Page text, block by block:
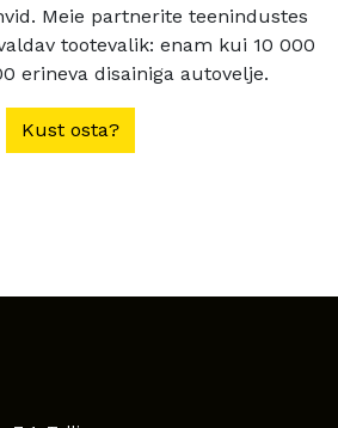
Meie partnerite teenindustes
tootevalik: enam kui 10 000
erineva disainiga autovelje.
Kust osta?